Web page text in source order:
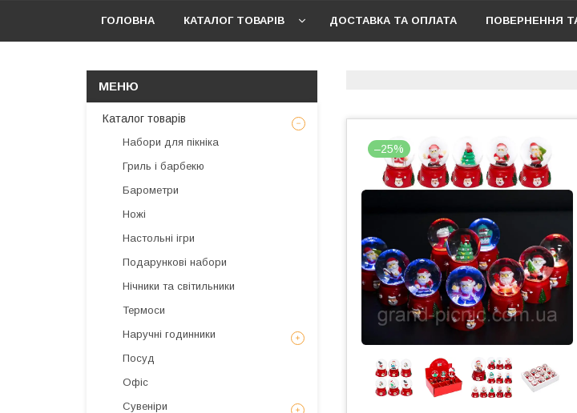
ГОЛОВНА КАТАЛОГ ТОВАРІВ ДОСТАВКА ТА ОПЛАТА ПОВЕРНЕННЯ
–25%
Каталог товарів
Набори для пікніка
Гриль і барбекю
Барометри
Ножі
Настольні ігри
Подарункові набори
Нічники та світильники
Термоси
Наручні годинники
Посуд
Офіс
Сувеніри